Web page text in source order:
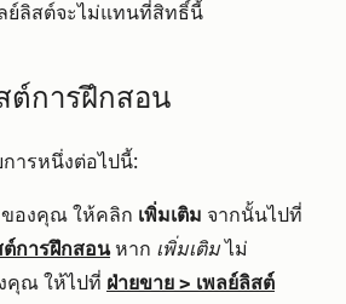
ย์ลิสต์จะไม่แทนที่สิทธิ์นี้
ต์การฝึกสอน
การหนึ่งต่อไปนี้:
องคุณ ให้คลิก เพิ่มเติม จากนั้นไปที่
ต์การฝึกสอนหาก เพิ่มเติมไม่
คุณ ให้ไปที่ ฝ่ายขาย > เพลย์ลิสต์